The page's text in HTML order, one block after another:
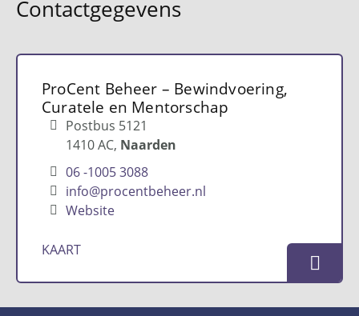
Contactgegevens
ProCent Beheer – Bewindvoering,
Curatele en Mentorschap
Postbus 5121
1410 AC Naarden
06 -1005 3088
info@procentbeheer.nl
Website
KAART